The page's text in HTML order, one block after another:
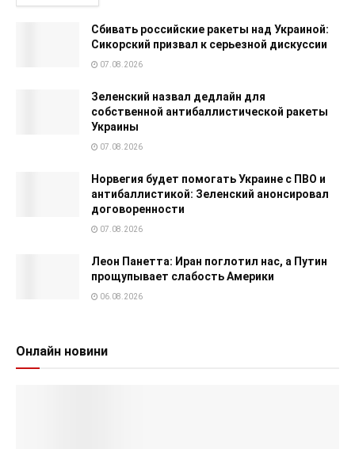
Сбивать российские ракеты над Украиной:
Сикорский призвал к серьезной дискуссии
07.08.2026
Зеленский назвал дедлайн для
собственной антибаллистической ракеты
Украины
07.08.2026
Норвегия будет помогать Украине с ПВО и
антибаллистикой: Зеленский анонсировал
договоренности
07.08.2026
Леон Панетта: Иран поглотил нас, а Путин
прощупывает слабость Америки
06.08.2026
Онлайн новини